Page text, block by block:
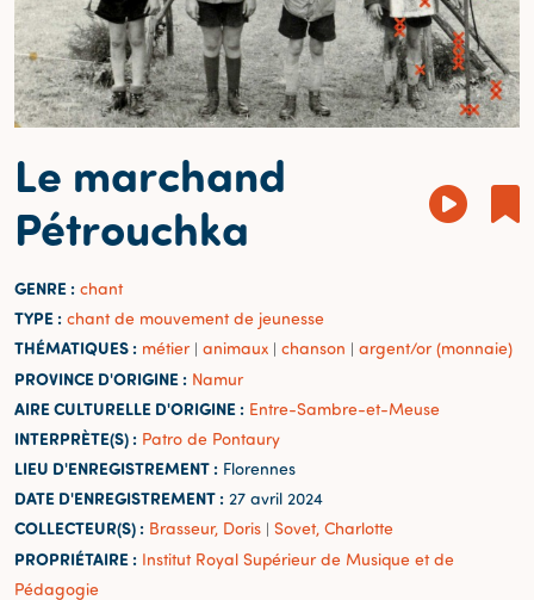
Le marchand
Pétrouchka
GENRE : chant
TYPE : chant de mouvement de jeunesse
THÉMATIQUES : métier | animaux | chanson | argent/or (monnaie)
PROVINCE D'ORIGINE : Namur
AIRE CULTURELLE D'ORIGINE : Entre-Sambre-et-Meuse
INTERPRÈTE(S) : Patro de Pontaury
LIEU D'ENREGISTREMENT : Florennes
DATE D'ENREGISTREMENT : 27 avril 2024
COLLECTEUR(S) : Brasseur, Doris | Sovet, Charlotte
PROPRIÉTAIRE : Institut Royal Supérieur de Musique et de
Pédagogie